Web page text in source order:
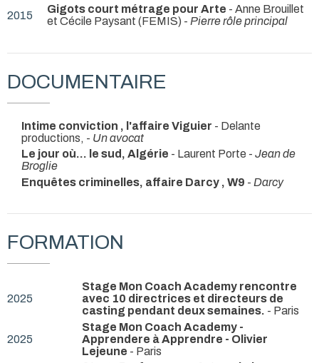
2015
Gigots court métrage pour Arte - Anne Brouillet
et Cécile Paysant (FEMIS) - Pierre rôle principal
DOCUMENTAIRE
Intime conviction , l'affaire Viguier - Delante
productions, - Un avocat
Le jour où… le sud, Algérie - Laurent Porte - Jean de
Broglie
Enquêtes criminelles, affaire Darcy , W9 - Darcy
FORMATION
2025
Stage Mon Coach Academy rencontre
avec 10 directrices et directeurs de
casting pendant deux semaines. - Paris
2025
Stage Mon Coach Academy -
Apprendere à Apprendre - Olivier
Lejeune - Paris